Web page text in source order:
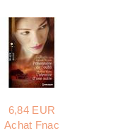
6,84 EUR
Achat Fnac